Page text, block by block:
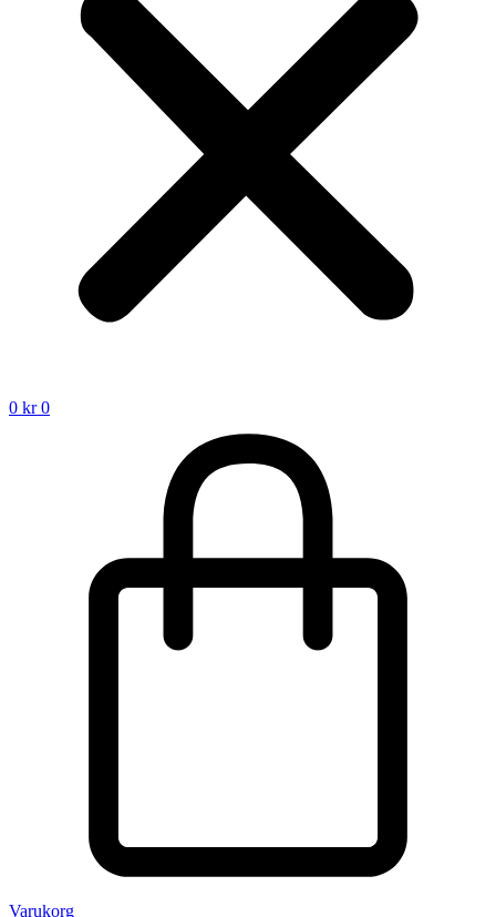
0 kr 0
Varukorg